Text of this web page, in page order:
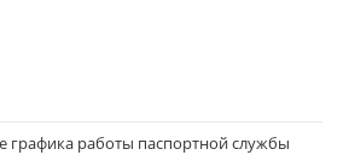
графика работы паспортной службы